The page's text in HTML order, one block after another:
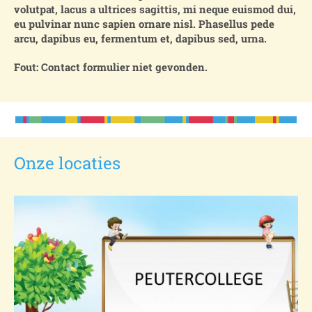
volutpat, lacus a ultrices sagittis, mi neque euismod dui,
eu pulvinar nunc sapien ornare nisl. Phasellus pede
arcu, dapibus eu, fermentum et, dapibus sed, urna.
Fout: Contact formulier niet gevonden.
Onze locaties